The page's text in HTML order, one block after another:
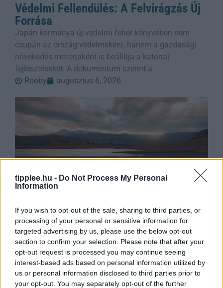
tipplee.hu - Do Not Process My Personal
Information
If you wish to opt-out of the sale, sharing to third parties, or
processing of your personal or sensitive information for
targeted advertising by us, please use the below opt-out
section to confirm your selection. Please note that after your
opt-out request is processed you may continue seeing
interest-based ads based on personal information utilized by
us or personal information disclosed to third parties prior to
your opt-out. You may separately opt-out of the further
Védelmi Fellendülés: A Felvirágzás Új
Forrása
Japán kormánya új védelmi fehér könyvében nem
csupán az ország védelmeként, hanem a gazdasági
növekedés motorjaként is beállítja a katonai
fejlesztéseket. A dokumentum szerint a
Rooby
augusztus 6, 2026
Duna Rekord Alacsony Vízszintje:
Bénul a Paksi Atomerőmű
A Duna vízszintje rekordalacsony szintre süllyedt
Európa szárazsága miatt, ami miatt Magyarország
kénytelen volt leállítani egyetlen atomerőművét, a
Paksi Atomerőművet. A szovjet korszakból származó